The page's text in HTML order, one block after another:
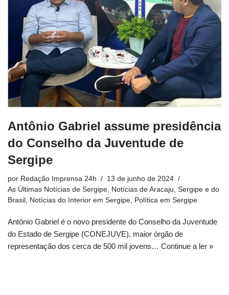
Antônio Gabriel assume presidência
do Conselho da Juventude de
Sergipe
por Redação Imprensa 24h
13 de junho de 2024
As Últimas Notícias de Sergipe, Notícias de Aracaju, Sergipe e do
Brasil , Notícias do Interior em Sergipe, Política em Sergipe
Antônio Gabriel é o novo presidente do Conselho da Juventude
do Estado de Sergipe (CONEJUVE), maior órgão de
representação dos cerca de 500 mil jovens… Continue a ler »